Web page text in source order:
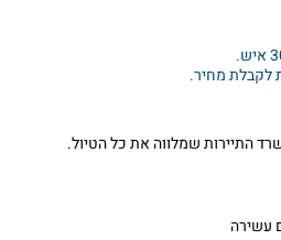
לקבלת מחיר.
התיירות שמלווה את כל הטיול.
עשירה